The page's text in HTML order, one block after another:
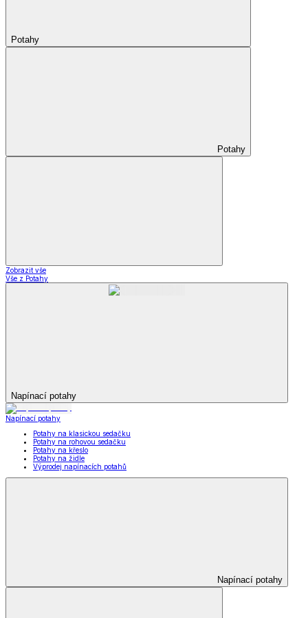
Potahy
Potahy
Zobrazit vše
Vše z Potahy
Napínací potahy
Napínací potahy
Potahy na klasickou sedačku
Potahy na rohovou sedačku
Potahy na křeslo
Potahy na židle
Výprodej napínacích potahů
Napínací potahy